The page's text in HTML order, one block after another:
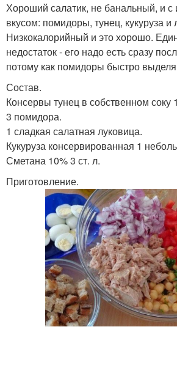
Хороший салатик, не банальный, и с
вкусом: помидоры, тунец, кукуруза и
Низкокалорийный и это хорошо.
недостаток - его надо есть сразу
потому как помидоры быстро
Состав.
Консервы тунец в собственном соку
3 помидора.
1 сладкая салатная луковица.
Кукуруза консервированная 1
Сметана 10% 3 ст. л.
Приготовление.